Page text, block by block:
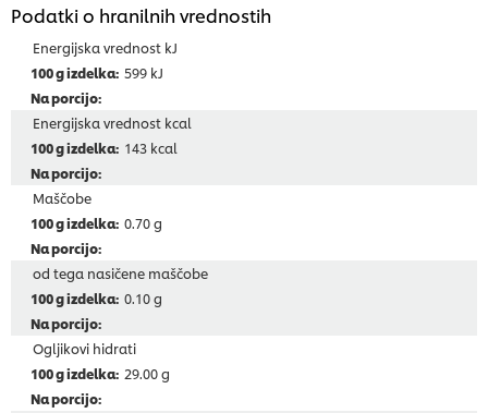
Podatki o hranilnih vrednostih
Energijska vrednost kJ
599 kJ
Energijska vrednost kcal
143 kcal
Maščobe
0.70 g
od tega nasičene maščobe
0.10 g
Ogljikovi hidrati
29.00 g